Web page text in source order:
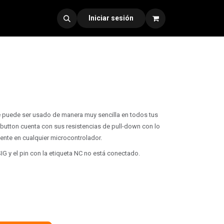
Iniciar sesión
ser usado de manera muy sencilla en todos tus
cuenta con sus resistencias de pull-down con lo
en cualquier microcontrolador.
y el pin con la etiqueta NC no está conectado.